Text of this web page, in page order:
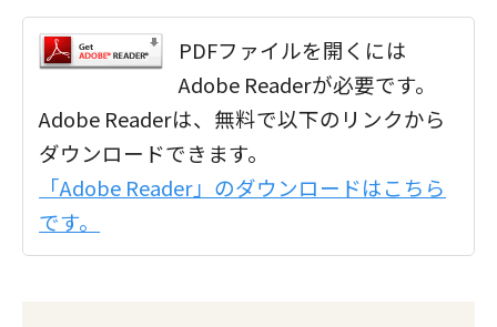
PDFファイルを開くには
Adobe Readerが必要です。
Adobe Readerは、無料で以下のリンクから
ダウンロードできます。
「Adobe Reader」のダウンロードはこちら
です。